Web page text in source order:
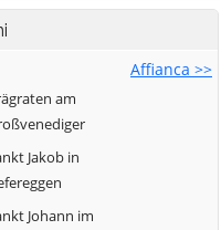
Affianca >>
am
Jakob in
Johann im